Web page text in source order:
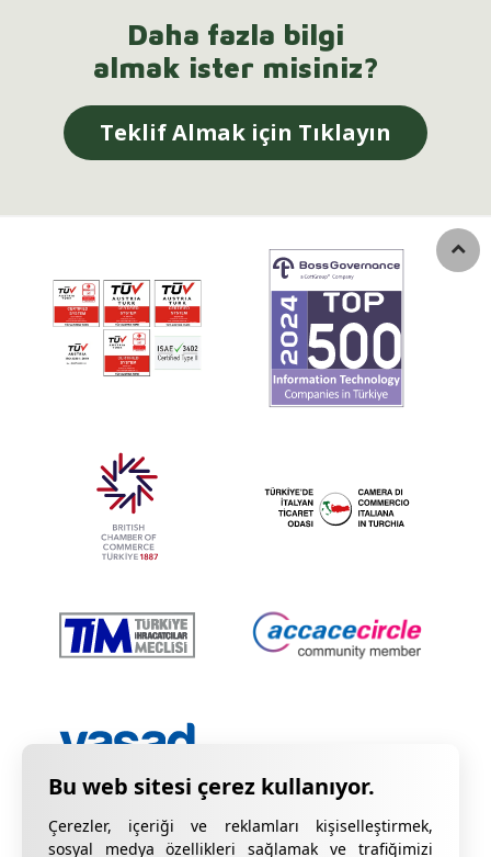
Çerezler, içeriği ve reklamları kişiselleştirmek,
sosyal medya özellikleri sağlamak ve trafiğimizi
Daha fazla bilgi
almak ister misiniz?
Teklif Almak için Tıklayın